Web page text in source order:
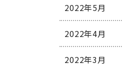
2022年5月
2022年4月
2022年3月